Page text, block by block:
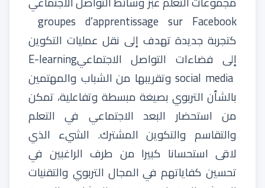
groupes d’apprentissage sur Facebook
كتجربة جديدة تهدف إلى نقل عمليات التكوين
إلى فضاءات التواصل الاجتماعيE-learning
social media وتقريبها من الشباب والمهتمين
بالشأن التربوي بصيغة مبسطة وتفاعلية، تمكن
من استحضار البعد الاجتماعي في التعلم
والتقاسم والتكوين المشترك. الشيء الذي
لاقى استحسانا كبيرا من طرف الراغبين في
تحسين كفاياتهم في المجال التربوي والتقنيات